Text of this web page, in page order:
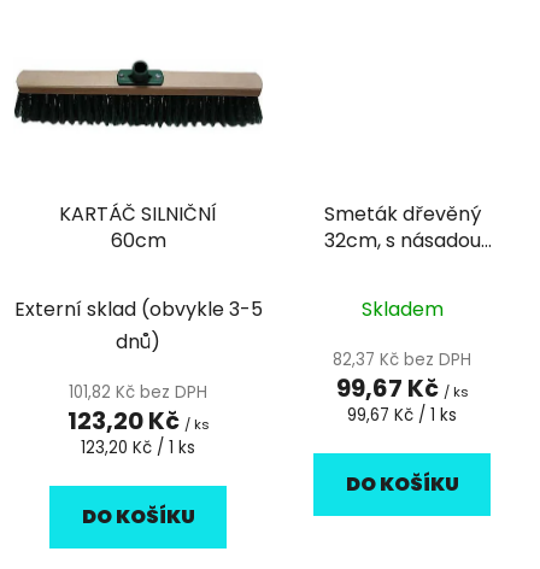
KARTÁČ SILNIČNÍ
60cm
Externí sklad (obvykle 3-5
dnů)
101,82 Kč bez DPH
123,20 Kč / ks
Měrná
123,20 Kč / 1 ks
DO KOŠÍKU
Smeták dřevěný
32cm, s násadou
Skladem
82,37 Kč bez DPH
99,67 Kč / ks
Měrná
99,67 Kč / 1 ks
DO KOŠÍKU